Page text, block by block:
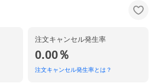
注文キャンセル発生率
0.00％
注文キャンセル発生率とは？